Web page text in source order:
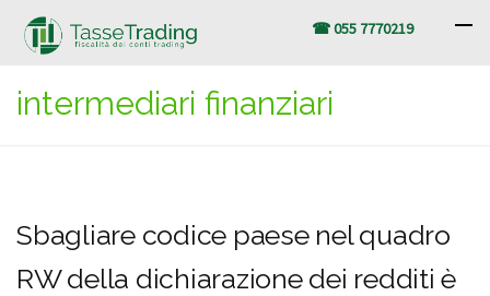
☎ 055 7770219
intermediari finanziari
Sbagliare codice paese nel quadro
RW della dichiarazione dei redditi è